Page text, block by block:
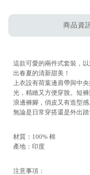
商品資
這款可愛的兩件式套裝，
出春夏的清新甜美！
上衣設有荷葉邊肩帶與中
光，精緻又方便穿脫。短
浪邊褲腳，俏皮又有造型感
無論是日常穿搭還是外出
材質：100% 棉
產地：印度
注意事項：